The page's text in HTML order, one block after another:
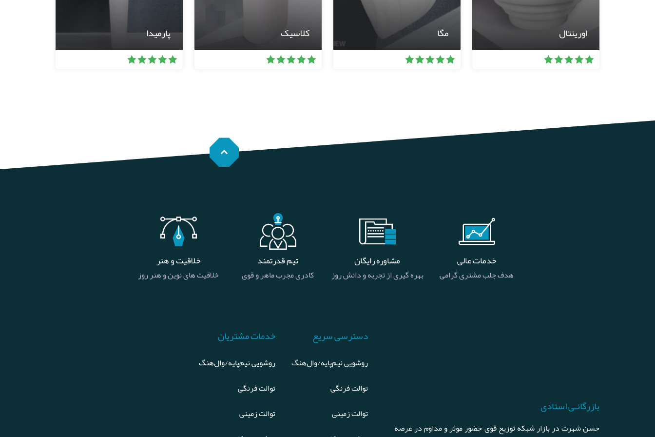
اورینتال مگا کلاسیک پارمیدا
خدمات عالی
هدف جلب مشتری گرامی
مشاوره رایگان
بهره گیری از تجربه و دانش روز
تیم قدرتمند
کادری مجرب ماهر و قوی
خلاقیت و هنر
خلاقیت های نوین و هنر روز
بازرگانـی استادی
حسن شهرت در بازار شبکه توزیع قوی حضور موثر و مداوم در عرصه
دسترسی سریع
روشویی نیم‌پایه/وال‌هنگ
توالت فرنگی
توالت زمینی
خدمات مشتریان
روشویی نیم‌پایه/وال‌هنگ
توالت فرنگی
توالت زمینی